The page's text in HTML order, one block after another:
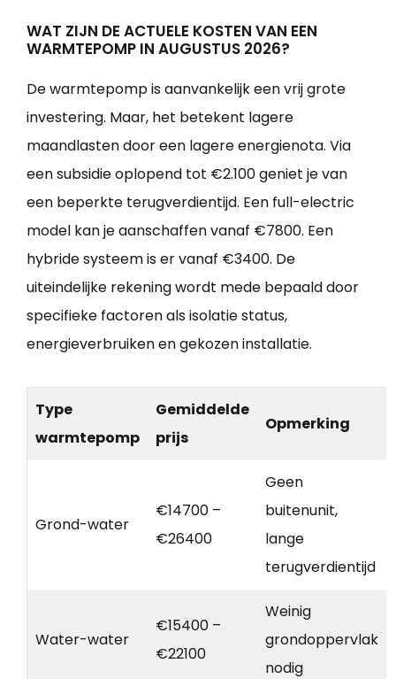
WAT ZIJN DE ACTUELE KOSTEN VAN EEN
WARMTEPOMP IN AUGUSTUS 2026?
De warmtepomp is aanvankelijk een vrij grote
investering. Maar, het betekent lagere
maandlasten door een lagere energienota. Via
een subsidie oplopend tot €2.100 geniet je van
een beperkte terugverdientijd. Een full-electric
model kan je aanschaffen vanaf €7800. Een
hybride systeem is er vanaf €3400. De
uiteindelijke rekening wordt mede bepaald door
specifieke factoren als isolatie status,
energieverbruiken en gekozen installatie.
Type
warmtepomp
Gemiddelde
prijs
Opmerking
Grond-water
€14700 –
€26400
Geen
buitenunit,
lange
terugverdientijd
Water-water
€15400 –
€22100
Weinig
grondoppervlak
nodig